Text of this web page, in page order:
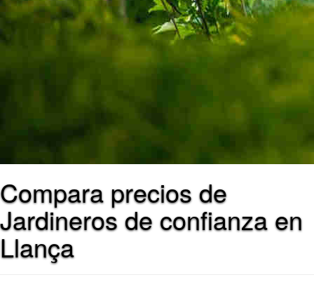
Compara precios de
Jardineros de confianza en
Llança